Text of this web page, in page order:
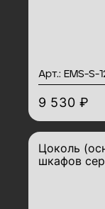
Арт.: EMS-S-
9 530 ₽
Цоколь
шкафов